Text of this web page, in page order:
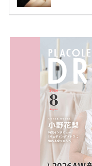
高品質の
格相場は
程です。1
が選んだ